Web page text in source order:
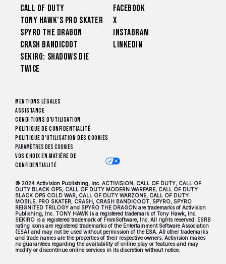
Call of Duty
Tony Hawk’s Pro Skater
Spyro The Dragon
Crash Bandicoot
Sekiro: Shadows Die
Twice
Facebook
X
Instagram
LinkedIn
Mentions légales
Assistance
Conditions d'utilisation
Politique de confidentialité
Politique d'utilisation des cookies
Paramètres des cookies
Vos choix en matière de
confidentialité
© 2024 Activision Publishing, Inc. ACTIVISION, CALL OF DUTY, CALL OF
DUTY BLACK OPS, CALL OF DUTY MODERN WARFARE, CALL OF DUTY
BLACK OPS COLD WAR, CALL OF DUTY WARZONE, CALL OF DUTY:
MOBILE, PRO SKATER, CRASH, CRASH BANDICOOT, SPYRO, SPYRO
REIGNITED TRILOGY and SPYRO THE DRAGON are trademarks of Activision
Publishing, Inc. TONY HAWK is a registered trademark of Tony Hawk, Inc.
SEKIRO is a registered trademark of FromSoftware, Inc. All rights reserved. ESRB
rating icons are registered trademarks of the Entertainment Software Association
(ESA) and may not be used without permission of the ESA. All other trademarks
and trade names are the properties of their respective owners. Activision makes
no guarantees regarding the availability of online play or features and may
modify or discontinue online services in its discretion without notice.